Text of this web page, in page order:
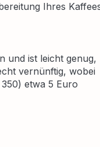
Ihres
und ist leicht genug,
vernünftig, wobei
etwa 5 Euro